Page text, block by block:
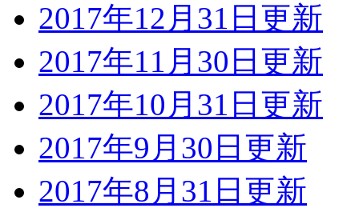
2017年12月31日更新
2017年11月30日更新
2017年10月31日更新
2017年9月30日更新
2017年8月31日更新